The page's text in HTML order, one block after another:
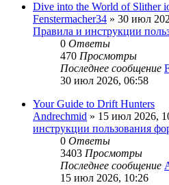
Dive into the World of Slither
Fenstermacher34 » 30 июл
Правила и инструкции
0 Ответы
470 Просмотры
Последнее сообщение
30 июл 2026, 06:58
Your Guide to Drift Hunters
Andrechmid » 15 июл 2026,
инструкции пользования
0 Ответы
3403 Просмотры
Последнее сообщение
15 июл 2026, 10:26